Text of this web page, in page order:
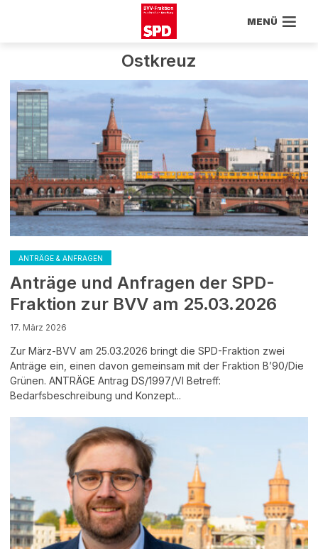
MENÜ
Ostkreuz
ANTRÄGE & ANFRAGEN
Anträge und Anfragen der SPD-
Fraktion zur BVV am 25.03.2026
17. März 2026
Zur März-BVV am 25.03.2026 bringt die SPD-Fraktion zwei
Anträge ein, einen davon gemeinsam mit der Fraktion B’90/Die
Grünen. ANTRÄGE Antrag DS/1997/VI Betreff:
Bedarfsbeschreibung und Konzept...